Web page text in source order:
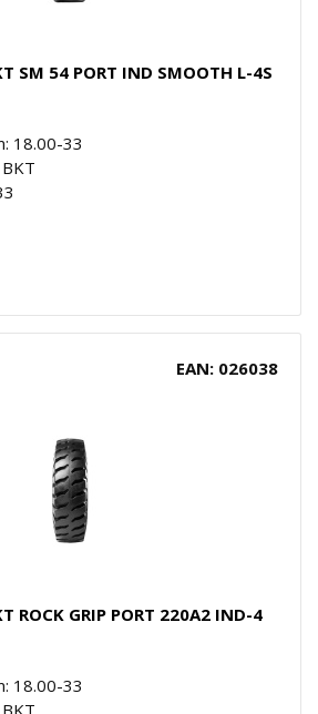
SM 54 PORT IND SMOOTH L-4S
18.00-33
EAN: 026038
ROCK GRIP PORT 220A2 IND-4
18.00-33